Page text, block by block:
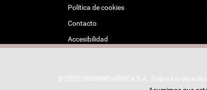
Política de cookies
Contacto
Accesibilidad
© 2025 HISPANO HÍPICA S.A. Todos los